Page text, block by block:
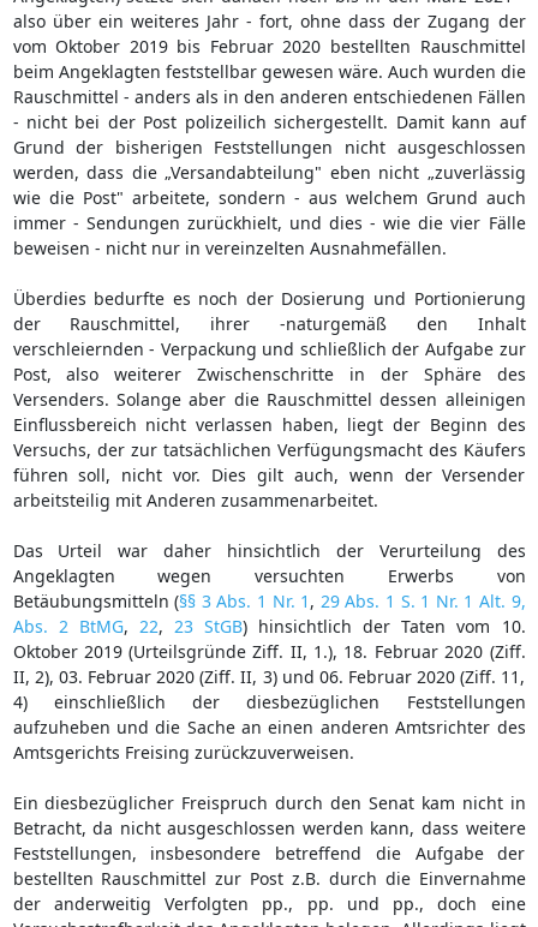
also über ein weiteres Jahr - fort, ohne dass der Zugang der
vom Oktober 2019 bis Februar 2020 bestellten Rauschmittel
beim Angeklagten feststellbar gewesen wäre. Auch wurden die
Rauschmittel - anders als in den anderen entschiedenen Fällen
- nicht bei der Post polizeilich sichergestellt. Damit kann auf
Grund der bisherigen Feststellungen nicht ausgeschlossen
werden, dass die „Versandabteilung" eben nicht „zuverlässig
wie die Post" arbeitete, sondern - aus welchem Grund auch
immer - Sendungen zurückhielt, und dies - wie die vier Fälle
beweisen - nicht nur in vereinzelten Ausnahmefällen.
Überdies bedurfte es noch der Dosierung und Portionierung
der Rauschmittel, ihrer -naturgemäß den Inhalt
verschleiernden - Verpackung und schließlich der Aufgabe zur
Post, also weiterer Zwischenschritte in der Sphäre des
Versenders. Solange aber die Rauschmittel dessen alleinigen
Einflussbereich nicht verlassen haben, liegt der Beginn des
Versuchs, der zur tatsächlichen Verfügungsmacht des Käufers
führen soll, nicht vor. Dies gilt auch, wenn der Versender
arbeitsteilig mit Anderen zusammenarbeitet.
Das Urteil war daher hinsichtlich der Verurteilung des
Angeklagten wegen versuchten Erwerbs von
Betäubungsmitteln (§§ 3 Abs. 1 Nr. 1 , 29 Abs. 1 S. 1 Nr. 1 Alt. 9,
Abs. 2 BtMG, 22, 23 StGB) hinsichtlich der Taten vom 10.
Oktober 2019 (Urteilsgründe Ziff. II, 1.), 18. Februar 2020 (Ziff.
II, 2), 03. Februar 2020 (Ziff. II, 3) und 06. Februar 2020 (Ziff. 11,
4) einschließlich der diesbezüglichen Feststellungen
aufzuheben und die Sache an einen anderen Amtsrichter des
Amtsgerichts Freising zurückzuverweisen.
Ein diesbezüglicher Freispruch durch den Senat kam nicht in
Betracht, da nicht ausgeschlossen werden kann, dass weitere
Feststellungen, insbesondere betreffend die Aufgabe der
bestellten Rauschmittel zur Post z.B. durch die Einvernahme
der anderweitig Verfolgten pp., pp. und pp., doch eine